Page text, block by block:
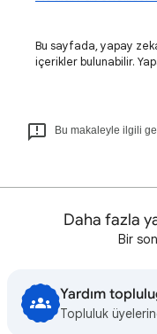
Bu sayfada, yapay
içerikler bulunabilir.
Bu makaleyle ilgili
Daha fazla
Bir
Yardım
Topluluk